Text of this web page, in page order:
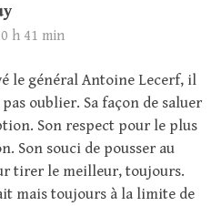
h 41 min
le général Antoine Lecerf, il
oublier. Sa façon de saluer
Son respect pour le plus
Son souci de pousser au
tirer le meilleur, toujours.
mais toujours à la limite de